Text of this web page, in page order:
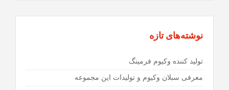
نوشته‌های تازه
تولید کننده وکیوم فرمینگ
معرفی سبلان وکیوم و تولیدات این مجموعه